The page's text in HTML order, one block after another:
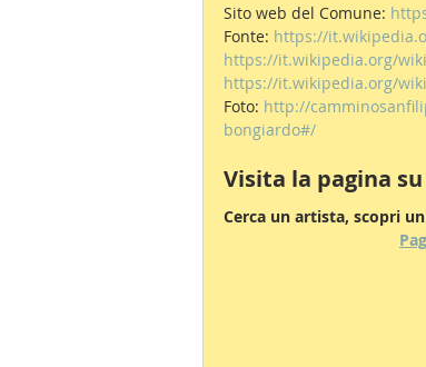
Sito web del Comune:
Fonte: https://
https://it.wikipedia.org/
https://it.wikipedia.org/
Foto: http://
bongiardo#/
Visita la pagina
Cerca un artista, scopri